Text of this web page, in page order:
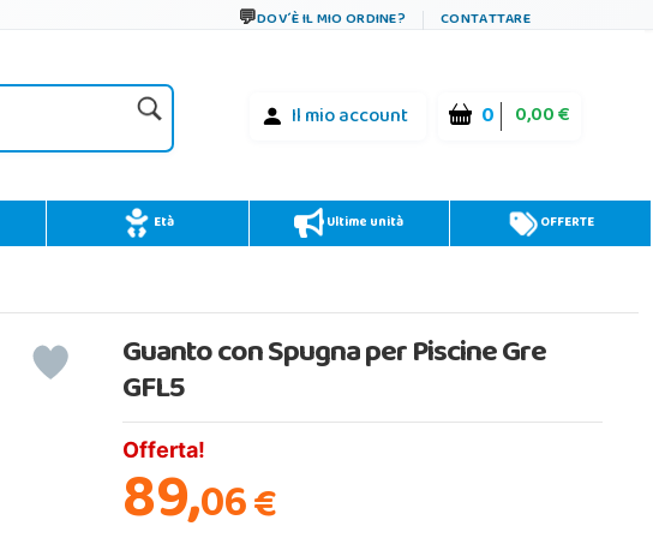
DOV´È IL MIO ORDINE? CONTATTARE
Il mio account 0 0,00 €
Età Ultime unità OFFERTE
Guanto con Spugna per Piscine Gre
GFL5
Offerta!
89,06€